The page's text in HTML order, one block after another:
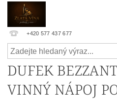
+420 577 437 677
DUFEK
VINNÝ NÁPOJ